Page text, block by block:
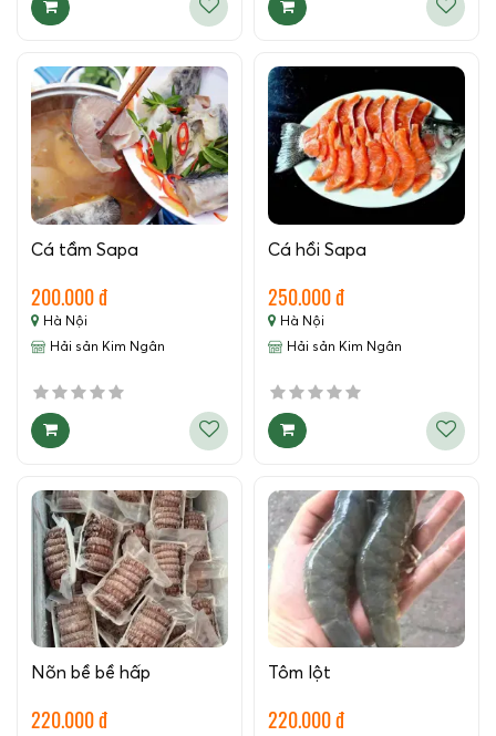
Cá tầm Sapa
200.000 đ
Hà Nội
Hải sản Kim Ngân
Cá hồi Sapa
250.000 đ
Hà Nội
Hải sản Kim Ngân
Nõn bề bề hấp
220.000 đ
Tôm lột
220.000 đ